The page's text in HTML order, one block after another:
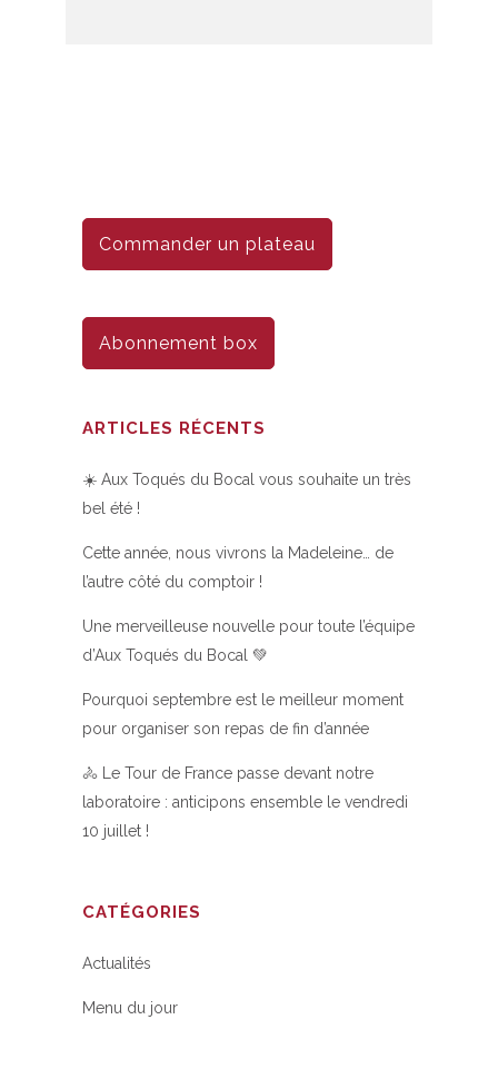
Commander un plateau
Abonnement box
ARTICLES RÉCENTS
☀️ Aux Toqués du Bocal vous souhaite un très
bel été !
Cette année, nous vivrons la Madeleine… de
l’autre côté du comptoir !
Une merveilleuse nouvelle pour toute l’équipe
d’Aux Toqués du Bocal 💚
Pourquoi septembre est le meilleur moment
pour organiser son repas de fin d’année
🚴 Le Tour de France passe devant notre
laboratoire : anticipons ensemble le vendredi
10 juillet !
CATÉGORIES
Actualités
Menu du jour